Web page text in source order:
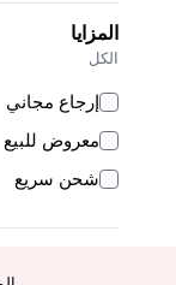
المزايا
الكل
إرجاع مجاني
معروض للبيع
شحن سريع